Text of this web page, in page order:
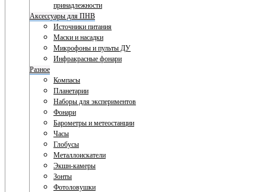
принадлежности
Аксессуары для ПНВ
Источники питания
Маски и насадки
Микрофоны и пульты ДУ
Инфракрасные фонари
Разное
Компасы
Планетарии
Наборы для экспериментов
Фонари
Барометры и метеостанции
Часы
Глобусы
Металлоискатели
Экшн-камеры
Зонты
Фотоловушки